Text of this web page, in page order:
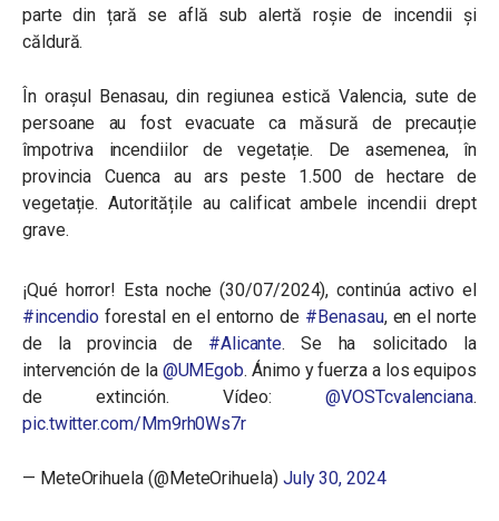
parte din țară se află sub alertă roșie de incendii și
căldură.
În orașul Benasau, din regiunea estică Valencia, sute de
persoane au fost evacuate ca măsură de precauție
împotriva incendiilor de vegetație. De asemenea, în
provincia Cuenca au ars peste 1.500 de hectare de
vegetație. Autoritățile au calificat ambele incendii drept
grave.
¡Qué horror! Esta noche (30/07/2024), continúa activo el
#incendio forestal en el entorno de #Benasau, en el norte
de la provincia de #Alicante. Se ha solicitado la
intervención de la @UMEgob. Ánimo y fuerza a los equipos
de extinción. Vídeo:@VOSTcvalenciana.
pic.twitter.com/Mm9rh0Ws7r
— MeteOrihuela (@MeteOrihuela) July 30, 2024